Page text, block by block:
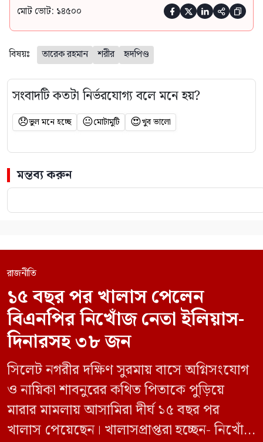
মোট ভোট: ১৪৫০০     
বিষয়ঃ তারেক রহমান শরীর হৃদপিণ্ড
সংবাদটি কতটা নির্ভরযোগ্য বলে মনে হয়?
😞ভুল মনে হচ্ছে 😐মোটামুটি 😍খুব ভালো
মন্তব্য করুন
রাজনীতি
১৫ বছর পর খালাস পেলেন
বিএনপির নিখোঁজ নেতা ইলিয়াস-
দিনারসহ ৩৮ জন
সিলেট নগরীর দক্ষিণ সুরমায় বাসে অগ্নিসংযোগ
ও নায়িকা শাবনুরের কথিত পিতাকে পুড়িয়ে
মারার মামলায় আসামিরা দীর্ঘ ১৫ বছর পর
খালাস পেয়েছেন। খালাসপ্রাপ্তরা হচ্ছেন- নিখোঁজ